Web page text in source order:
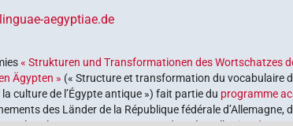
aegyptiae.de
« Strukturen und Transformationen des Wortschatzes
Ägypten » (« Structure et transformation du vocabulaire
culture de l’Égypte antique ») fait partie du programme
des Länder de la République fédérale d’Allemagne,